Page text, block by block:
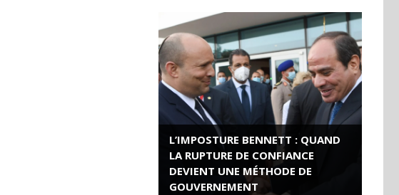
L’IMPOSTURE BENNETT : QUAND
LA RUPTURE DE CONFIANCE
DEVIENT UNE MÉTHODE DE
GOUVERNEMENT